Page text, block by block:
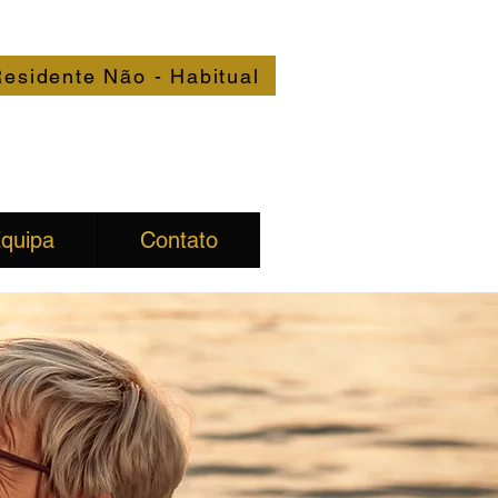
Não - Habitual
Contato